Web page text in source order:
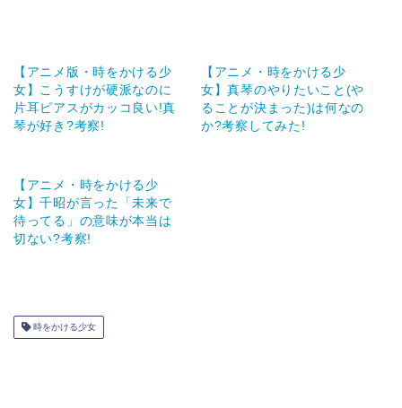
【アニメ版・時をかける少
女】こうすけが硬派なのに
片耳ピアスがカッコ良い!真
琴が好き?考察!
【アニメ・時をかける少
女】真琴のやりたいこと(や
ることが決まった)は何なの
か?考察してみた!
【アニメ・時をかける少
女】千昭が言った「未来で
待ってる」の意味が本当は
切ない?考察!
時をかける少女